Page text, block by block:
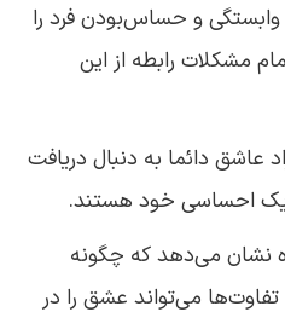
و حساس‌بودن فرد را
مشکلات رابطه از این
عاشق دائما به دنبال دریافت
احساسی خود هستند.
نشان می‌دهد که چگونه
تفاوت‌ها می‌تواند عشق را در